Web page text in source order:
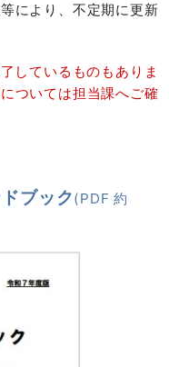
により、不定期に更新
しているものもありま
ついては担当課へご確
ブック(PDF 約